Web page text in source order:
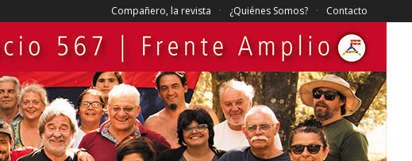
Compañero, la revista ¿Quiénes Somos? Contacto